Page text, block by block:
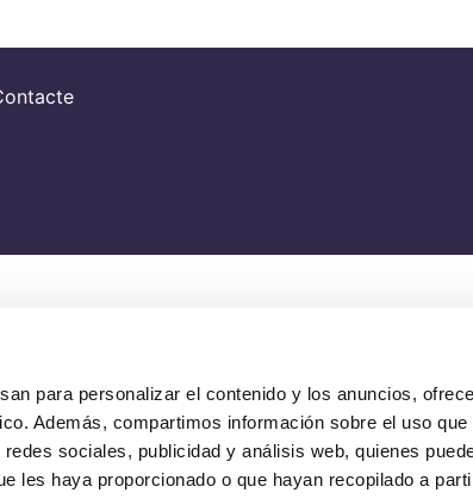
para personalizar el contenido y los anuncios,
Además, compartimos información sobre el uso que
sociales, publicidad y análisis web, quienes
les haya proporcionado o que hayan recopilado a